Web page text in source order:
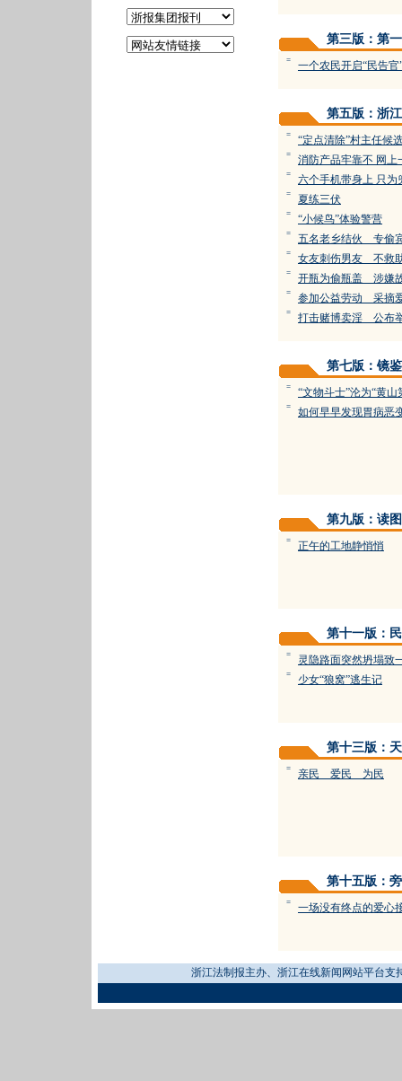
第三版：第
= 一个农民开启“民告官
第五版：浙
= “定点清除”村主任候
= 消防产品牢靠不 网上
= 六个手机带身上 只为
= 夏练三伏
= “小候鸟”体验警营
= 五名老乡结伙 专偷
= 女友刺伤男友 不救
= 开瓶为偷瓶盖 涉嫌
= 参加公益劳动 采摘
= 打击赌博卖淫 公布
第七版：镜鉴
= “文物斗士”沦为“黄山
= 如何早早发现胃病恶
第九版：读图
= 正午的工地静悄悄
第十一版：
= 灵隐路面突然坍塌致
= 少女“狼窝”逃生记
第十三版：
= 亲民 爱民 为民
第十五版：
= 一场没有终点的爱心
浙江法制报主办、浙江在线新闻网站平台